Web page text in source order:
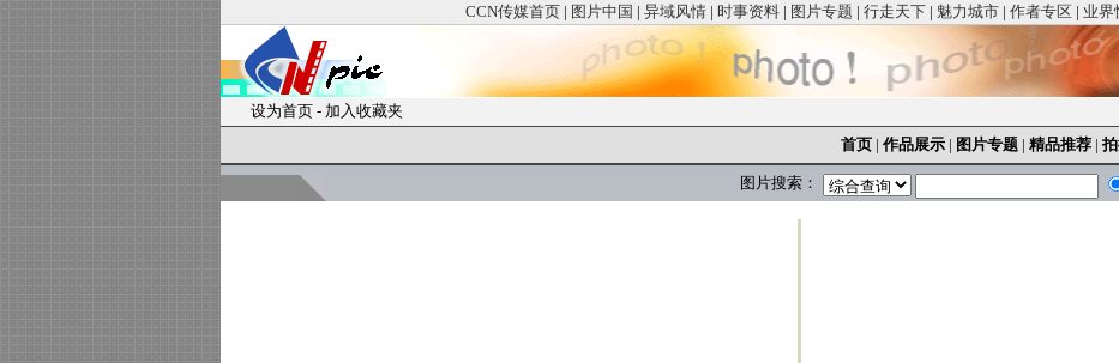
CCN传媒首页 | 图片中国 | 异域风情 | 时事资料 | 图片专题 | 行走天下 | 魅力城市 | 作者专区 | 业界
设为首页 - 加入收藏夹
首页 | 作品展示 | 图片专题 | 精品推荐 |
图片搜索：